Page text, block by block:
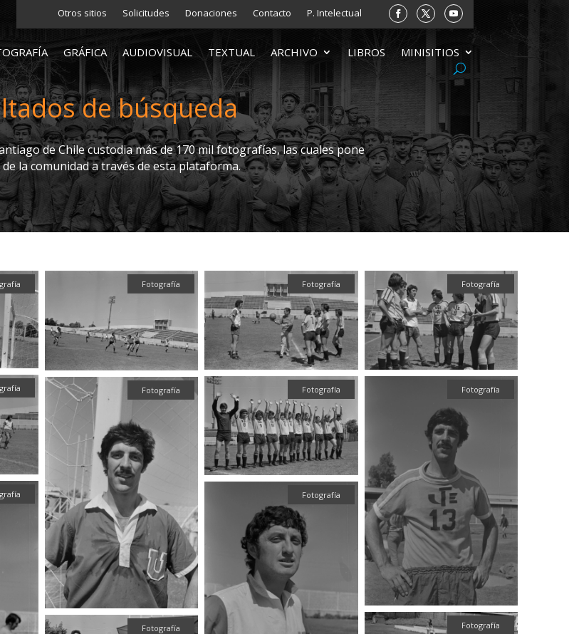
Otros sitios Solicitudes Donaciones Contacto P. Intelectual
GRÁFICA AUDIOVISUAL TEXTUAL ARCHIVO LIBROS MINISITIOS
de búsqueda
de Chile custodia más de 170 mil fotografías, las cuales pone
la comunidad a través de esta plataforma.
Fotografía Fotografía Fotografía
Fotografía Fotografía
Fotografía
Fotografía
Fotografía
Fotografía